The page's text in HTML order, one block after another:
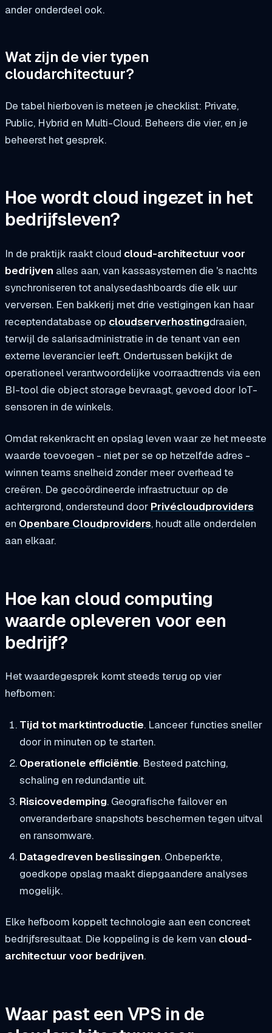
ander onderdeel ook.
Wat zijn de vier typen
cloudarchitectuur?
De tabel hierboven is meteen je checklist: Private,
Public, Hybrid en Multi-Cloud. Beheers die vier, en je
beheerst het gesprek.
Hoe wordt cloud ingezet in het
bedrijfsleven?
In de praktijk raakt cloud cloud-architectuur voor
bedrijven alles aan, van kassasystemen die 's nachts
synchroniseren tot analysedashboards die elk uur
verversen. Een bakkerij met drie vestigingen kan haar
receptendatabase op cloudserverhostingdraaien,
terwijl de salarisadministratie in de tenant van een
externe leverancier leeft. Ondertussen bekijkt de
operationeel verantwoordelijke voorraadtrends via een
BI-tool die object storage bevraagt, gevoed door IoT-
sensoren in de winkels.
Omdat rekenkracht en opslag leven waar ze het meeste
waarde toevoegen - niet per se op hetzelfde adres -
winnen teams snelheid zonder meer overhead te
creëren. De gecoördineerde infrastructuur op de
achtergrond, ondersteund door Privécloudproviders
en Openbare Cloudproviders, houdt alle onderdelen
aan elkaar.
Hoe kan cloud computing
waarde opleveren voor een
bedrijf?
Het waardegesprek komt steeds terug op vier
hefbomen:
Tijd tot marktintroductie. Lanceer functies sneller
door in minuten op te starten.
Operationele efficiëntie. Besteed patching,
schaling en redundantie uit.
Risicovedemping. Geografische failover en
onveranderbare snapshots beschermen tegen uitval
en ransomware.
Datagedreven beslissingen. Onbeperkte,
goedkope opslag maakt diepgaandere analyses
mogelijk.
Elke hefboom koppelt technologie aan een concreet
bedrijfsresultaat. Die koppeling is de kern van cloud-
architectuur voor bedrijven.
Waar past een VPS in de